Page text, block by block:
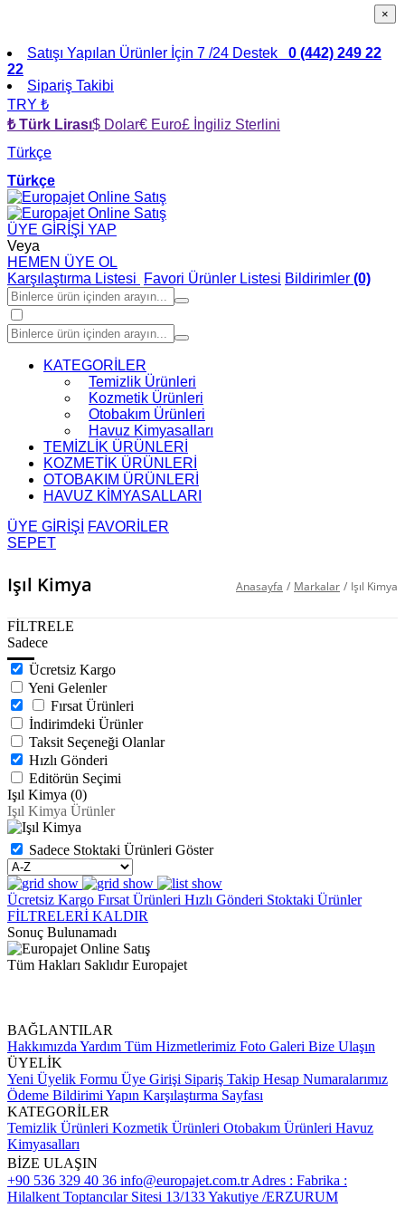
Satışı Yapılan Ürünler İçin 7 /24 Destek 0 (442) 249 22
22
Sipariş Takibi
TRY ₺
₺ Türk Lirası$ Dolar€ Euro£ İngiliz Sterlini
Türkçe
Türkçe
ÜYE GİRİŞİ YAP
Veya
HEMEN ÜYE OL
Karşılaştırma Listesi
Favori Ürünler Listesi Bildirimler (0)
KATEGORİLER
Temizlik Ürünleri
Kozmetik Ürünleri
Otobakım Ürünleri
Havuz Kimyasalları
TEMİZLİK ÜRÜNLERİ
KOZMETİK ÜRÜNLERİ
OTOBAKIM ÜRÜNLERİ
HAVUZ KİMYASALLARI
ÜYE GİRİŞİ
FAVORİLER
SEPET
Işıl Kimya Anasayfa / Markalar / Işıl Kimya
FİLTRELE
Sadece
Ücretsiz Kargo
Yeni Gelenler
Fırsat Ürünleri
İndirimdeki Ürünler
Taksit Seçeneği Olanlar
Hızlı Gönderi
Editörün Seçimi
Işıl Kimya (0)
Işıl Kimya Ürünler
Sadece Stoktaki Ürünleri Göster
Ücretsiz Kargo Fırsat Ürünleri Hızlı Gönderi Stoktaki Ürünler
FİLTRELERİ KALDIR
Sonuç Bulunamadı
Tüm Hakları Saklıdır Europajet
BAĞLANTILAR
Hakkımızda Yardım Tüm Hizmetlerimiz Foto Galeri Bize Ulaşın
ÜYELİK
Yeni Üyelik Formu Üye Girişi Sipariş Takip Hesap Numaralarımız
Ödeme Bildirimi Yapın Karşılaştırma Sayfası
KATEGORİLER
Temizlik Ürünleri Kozmetik Ürünleri Otobakım Ürünleri Havuz
Kimyasalları
BİZE ULAŞIN
+90 536 329 40 36 info@europajet.com.trAdres : Fabrika :
Hilalkent Toptancılar Sitesi 13/133 Yakutiye /ERZURUM
×
×